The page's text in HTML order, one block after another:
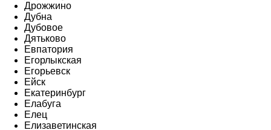
Дрожжино
Дубна
Дубовое
Дятьково
Евпатория
Егорлыкская
Егорьевск
Ейск
Екатеринбург
Елабуга
Елец
Елизаветинская